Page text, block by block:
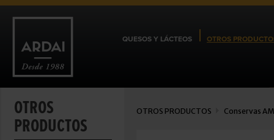
QUESOS Y LÁCTEOS OTROS
OTROS
PRODUCTOS
OTROS PRODUCTOS Conservas